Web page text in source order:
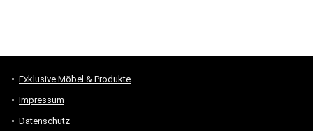
Exklusive Möbel & Produkte
Impressum
Datenschutz